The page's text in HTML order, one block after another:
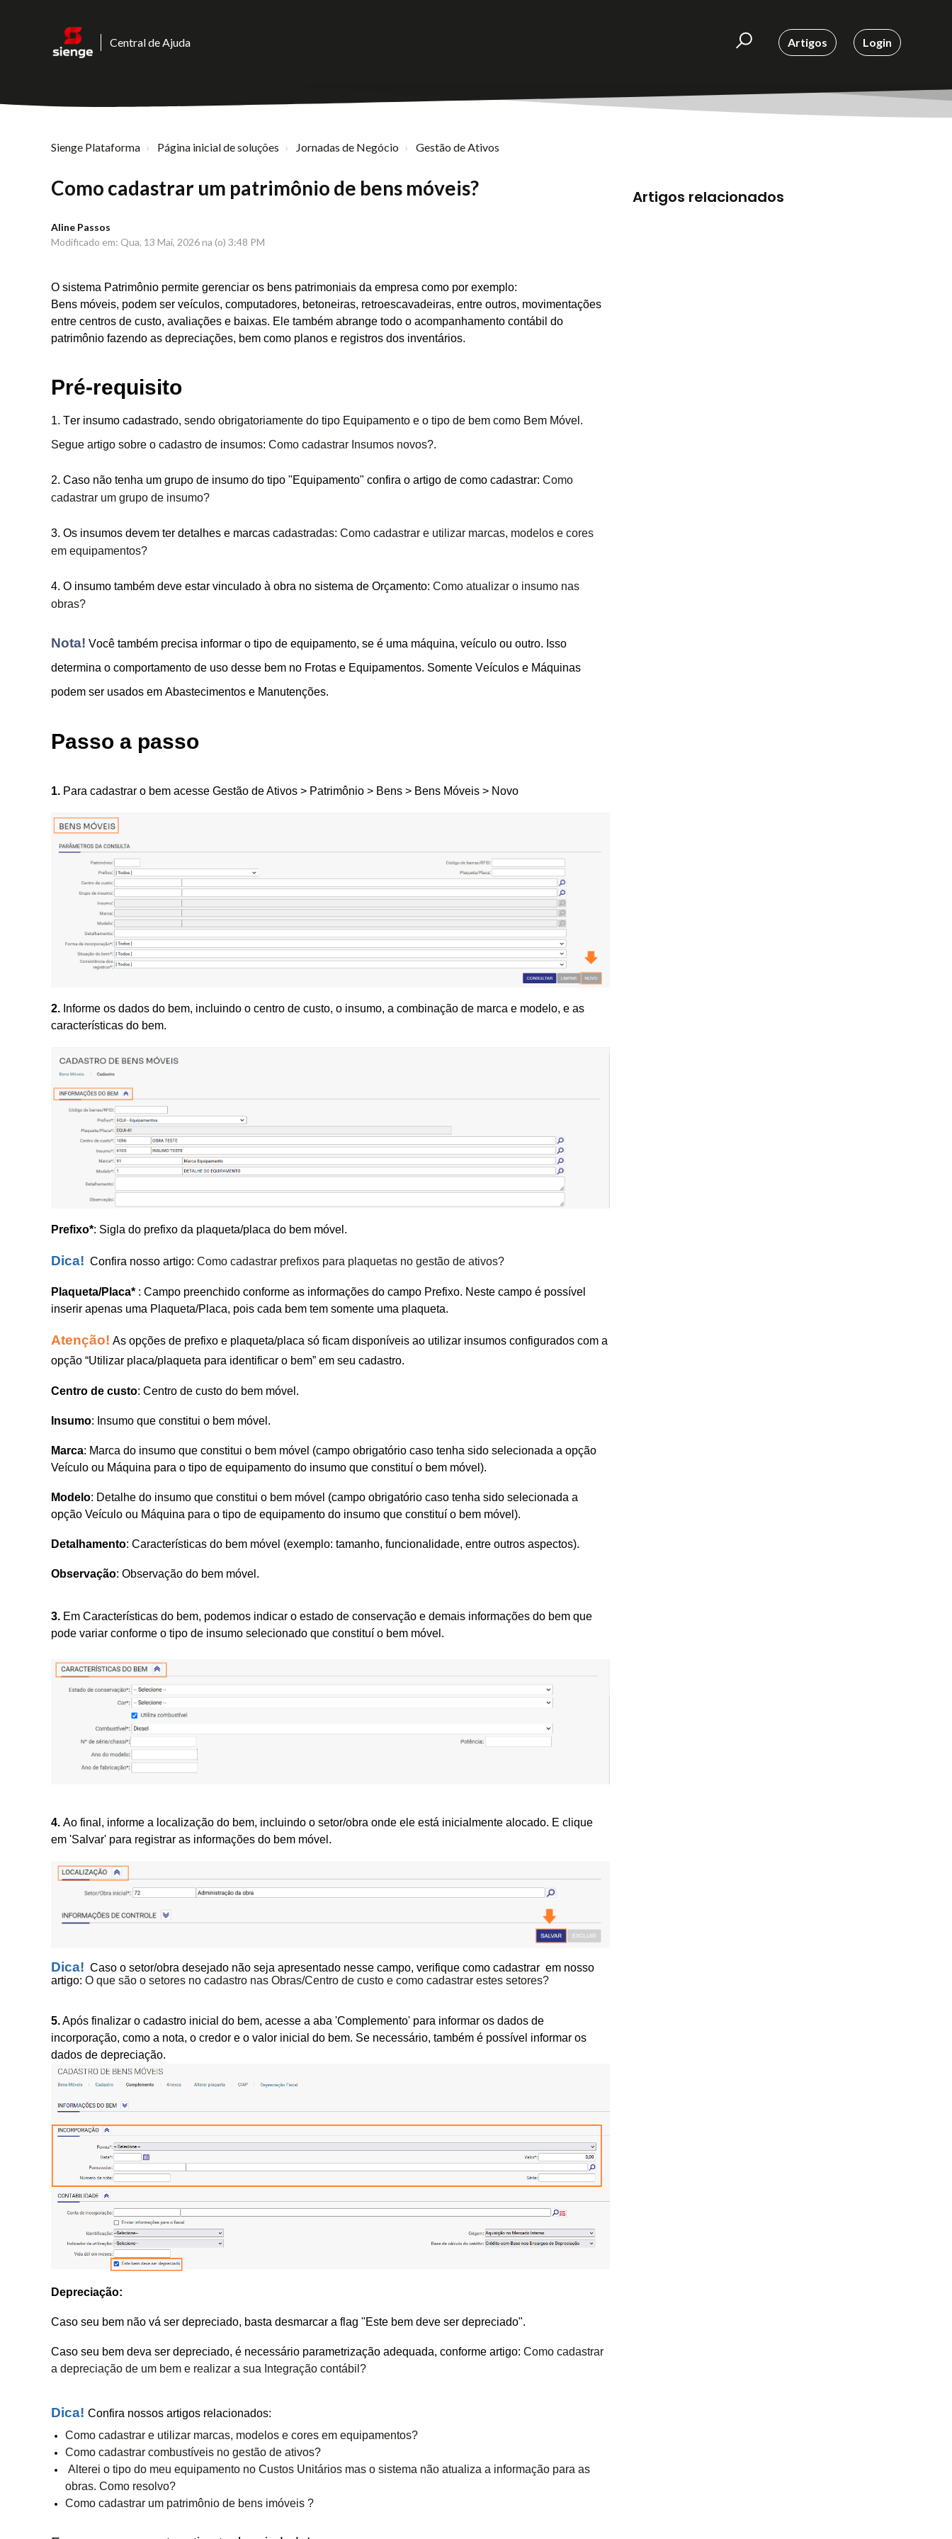
Central de Ajuda Artigos Login
Sienge Plataforma Página inicial de soluções Jornadas de Negócio Gestão de Ativos
Como cadastrar um patrimônio de bens móveis?
Aline Passos
Modificado em: Qua, 13 Mai, 2026 na (o) 3:48 PM
O sistema Patrimônio permite gerenciar os bens patrimoniais da empresa como por exemplo:
Bens móveis, podem ser veículos, computadores, betoneiras, retroescavadeiras, entre outros, movimentações
entre centros de custo, avaliações e baixas. Ele também abrange todo o acompanhamento contábil do
patrimônio fazendo as depreciações, bem como planos e registros dos inventários.
Pré-requisito
1. Ter insumo cadastrado, sendo obrigatoriamente do tipo Equipamento e o tipo de bem como Bem Móvel.
Segue artigo sobre o cadastro de insumos: Como cadastrar Insumos novos?.
2. Caso não tenha um grupo de insumo do tipo "Equipamento" confira o artigo de como cadastrar: Como
cadastrar um grupo de insumo?
3. Os insumos devem ter detalhes e marcas cadastradas: Como cadastrar e utilizar marcas, modelos e cores
em equipamentos?
4. O insumo também deve estar vinculado à obra no sistema de Orçamento: Como atualizar o insumo nas
obras?
Nota! Você também precisa informar o tipo de equipamento, se é uma máquina, veículo ou outro. Isso
determina o comportamento de uso desse bem no Frotas e Equipamentos. Somente Veículos e Máquinas
podem ser usados em Abastecimentos e Manutenções.
Passo a passo
1. Para cadastrar o bem acesse Gestão de Ativos > Patrimônio > Bens > Bens Móveis > Novo
2. Informe os dados do bem, incluindo o centro de custo, o insumo, a combinação de marca e modelo, e as
características do bem.
Prefixo*: Sigla do prefixo da plaqueta/placa do bem móvel.
Dica! Confira nosso artigo: Como cadastrar prefixos para plaquetas no gestão de ativos?
Plaqueta/Placa* : Campo preenchido conforme as informações do campo Prefixo. Neste campo é possível
inserir apenas uma Plaqueta/Placa, pois cada bem tem somente uma plaqueta.
Atenção! As opções de prefixo e plaqueta/placa só ficam disponíveis ao utilizar insumos configurados com a
opção “Utilizar placa/plaqueta para identificar o bem” em seu cadastro.
Centro de custo: Centro de custo do bem móvel.
Insumo: Insumo que constitui o bem móvel.
Marca: Marca do insumo que constitui o bem móvel (campo obrigatório caso tenha sido selecionada a opção
Veículo ou Máquina para o tipo de equipamento do insumo que constituí o bem móvel).
Modelo: Detalhe do insumo que constitui o bem móvel (campo obrigatório caso tenha sido selecionada a
opção Veículo ou Máquina para o tipo de equipamento do insumo que constituí o bem móvel).
Detalhamento: Características do bem móvel (exemplo: tamanho, funcionalidade, entre outros aspectos).
Observação: Observação do bem móvel.
3. Em Características do bem, podemos indicar o estado de conservação e demais informações do bem que
pode variar conforme o tipo de insumo selecionado que constituí o bem móvel.
4. Ao final, informe a localização do bem, incluindo o setor/obra onde ele está inicialmente alocado. E clique
em 'Salvar' para registrar as informações do bem móvel.
Dica! Caso o setor/obra desejado não seja apresentado nesse campo, verifique como cadastrar em nosso
artigo: O que são o setores no cadastro nas Obras/Centro de custo e como cadastrar estes setores?
5.Após finalizar o cadastro inicial do bem, acesse a aba 'Complemento' para informar os dados de
incorporação, como a nota, o credor e o valor inicial do bem. Se necessário, também é possível informar os
dados de depreciação.
Depreciação:
Caso seu bem não vá ser depreciado, basta desmarcar a flag "Este bem deve ser depreciado".
Caso seu bem deva ser depreciado, é necessário parametrização adequada, conforme artigo: Como cadastrar
a depreciação de um bem e realizar a sua Integração contábil?
Dica! Confira nossos artigos relacionados:
Como cadastrar e utilizar marcas, modelos e cores em equipamentos?
Como cadastrar combustíveis no gestão de ativos?
Alterei o tipo do meu equipamento no Custos Unitários mas o sistema não atualiza a informação para as
obras. Como resolvo?
Como cadastrar um patrimônio de bens imóveis ?
Artigos relacionados